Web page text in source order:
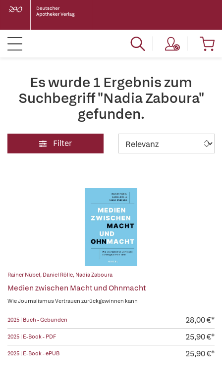
Es wurde 1 Ergebnis zum
Suchbegriff "Nadia Zaboura"
gefunden.
Filter
Rainer Nübel, Daniel Rölle, Nadia Zaboura
Medien zwischen Macht und Ohnmacht
Wie Journalismus Vertrauen zurückgewinnen kann
2025 | Buch - Gebunden 28,00 €*
2025 | E-Book - PDF 25,90 €*
2025 | E-Book - ePUB 25,90 €*